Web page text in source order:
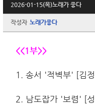
2026-01-15(목)노래가 좋다
작성자 노래가좋다
<<1부>>
1. 송서 '적벽부' [김
2. 남도잡가 '보렴' [